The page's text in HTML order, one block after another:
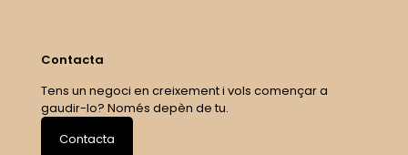
Contacta
Tens un negoci en creixement i vols començar a
gaudir-lo? Només depèn de tu.
Contacta